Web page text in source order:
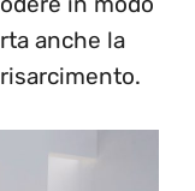
anche la